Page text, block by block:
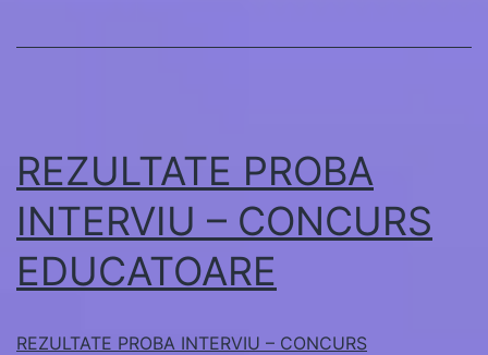
REZULTATE PROBA
INTERVIU – CONCURS
EDUCATOARE
REZULTATE PROBA INTERVIU – CONCURS